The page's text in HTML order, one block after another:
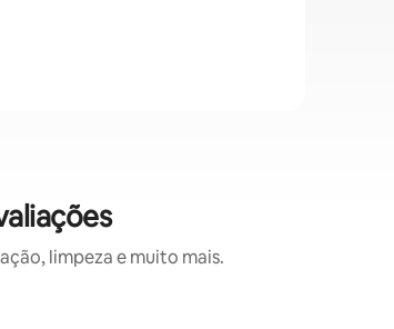
limpeza e muito mais.